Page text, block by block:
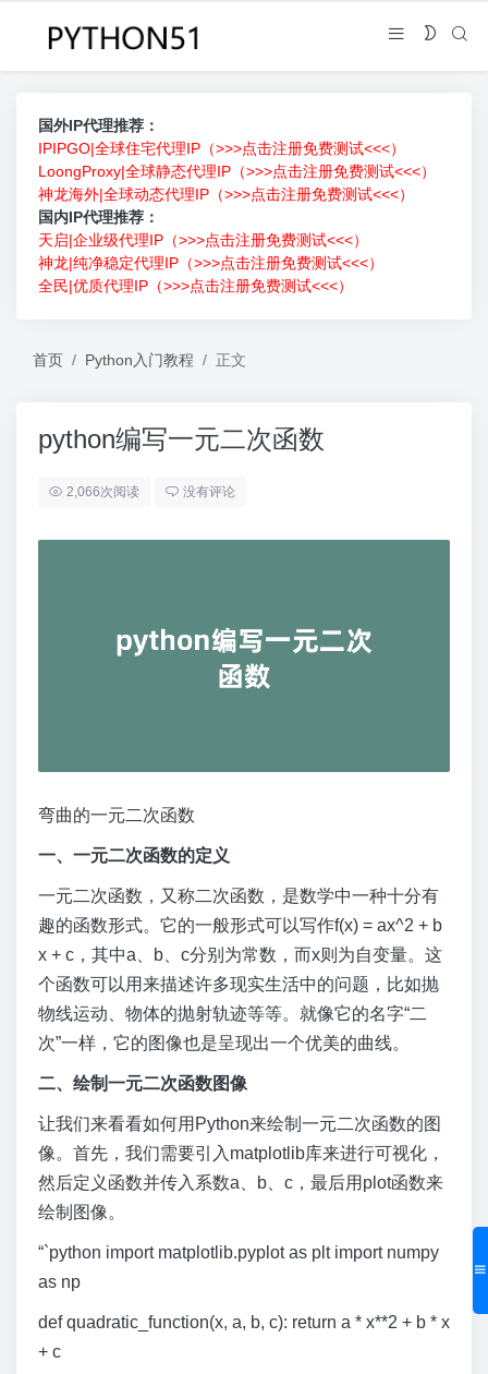
国外IP代理推荐：
IPIPGO|全球住宅代理IP（>>>点击注册免费测试<<<）
LoongProxy|全球静态代理IP（>>>点击注册免费测试<<<）
神龙海外|全球动态代理IP（>>>点击注册免费测试<<<）
国内IP代理推荐：
天启|企业级代理IP（>>>点击注册免费测试<<<）
神龙|纯净稳定代理IP（>>>点击注册免费测试<<<）
全民|优质代理IP（>>>点击注册免费测试<<<）
首页 Python入门教程 正文
python编写一元二次函数
2,066次阅读 没有评论
弯曲的一元二次函数
一、一元二次函数的定义
一元二次函数，又称二次函数，是数学中一种十分有
趣的函数形式。它的一般形式可以写作f(x) = ax^2 + b
x + c，其中a、b、c分别为常数，而x则为自变量。这
个函数可以用来描述许多现实生活中的问题，比如抛
物线运动、物体的抛射轨迹等等。就像它的名字“二
次”一样，它的图像也是呈现出一个优美的曲线。
二、绘制一元二次函数图像
让我们来看看如何用Python来绘制一元二次函数的图
像。首先，我们需要引入matplotlib库来进行可视化，
然后定义函数并传入系数a、b、c，最后用plot函数来
绘制图像。
“`python import matplotlib.pyplot as plt import numpy
as np
def quadratic_function(x, a, b, c): return a * x**2 + b * x
+ c